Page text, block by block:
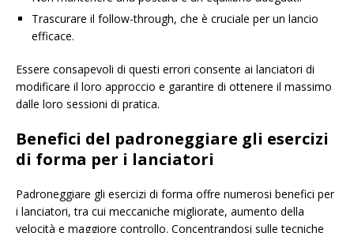
Trascurare il follow-through, che è cruciale per un lancio
efficace.
Essere consapevoli di questi errori consente ai lanciatori di
modificare il loro approccio e garantire di ottenere il massimo
dalle loro sessioni di pratica.
Benefici del padroneggiare gli esercizi
di forma per i lanciatori
Padroneggiare gli esercizi di forma offre numerosi benefici per
i lanciatori, tra cui meccaniche migliorate, aumento della
velocità e maggiore controllo. Concentrandosi sulle tecniche